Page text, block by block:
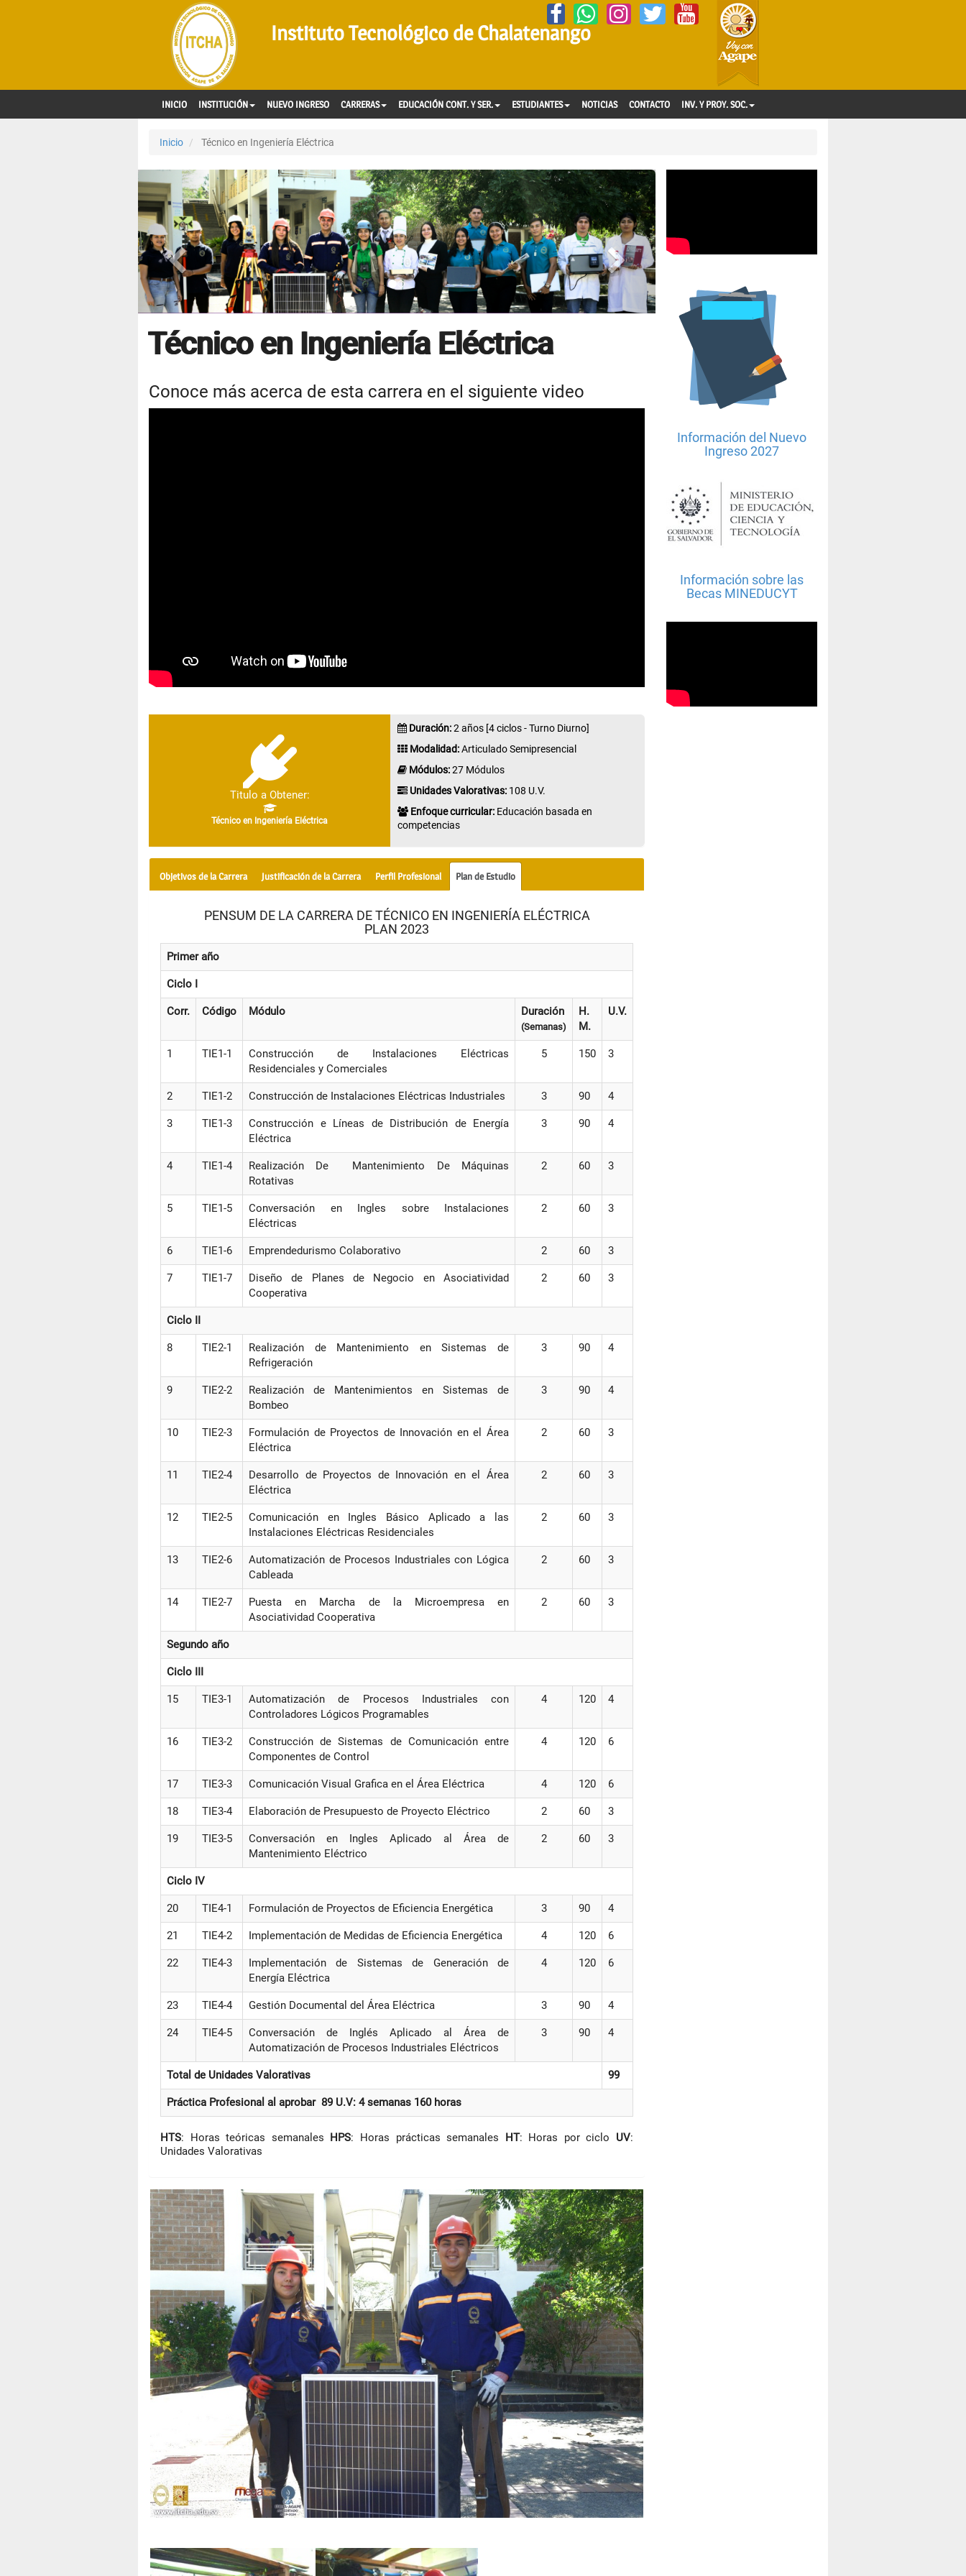
Instituto Tecnológico de Chalatenango
INICIO INSTITUCIÓN NUEVO INGRESO CARRERAS EDUCACIÓN CONT. Y SER. ESTUDIANTES NOTICIAS CONTACTO INV. Y PROY. SOC.
Inicio Técnico en Ingeniería Eléctrica
Técnico en Ingeniería Eléctrica
Conoce más acerca de esta carrera en el siguiente video
Titulo a Obtener:
Técnico en Ingeniería Eléctrica
Duración:2 años [4 ciclos - Turno Diurno]
Modalidad:Articulado Semipresencial
Módulos:27 Módulos
Unidades Valorativas: 108 U.V.
Enfoque curricular: Educación basada en
competencias
Objetivos de la Carrera Justificación de la Carrera Perfil Profesional Plan de Estudio
PENSUM DE LA CARRERA DE TÉCNICO EN INGENIERÍA ELÉCTRICA
PLAN 2023
Primer año
Ciclo I
Corr. Código Módulo Duración
(Semanas)
H.
M.
U.V.
1 TIE1-1
Construcción de Instalaciones Eléctricas
Residenciales y Comerciales
5 150 3
2 TIE1-2 Construcción de Instalaciones Eléctricas Industriales 3 90 4
3 TIE1-3
Construcción e Líneas de Distribución de Energía
Eléctrica
3 90 4
4 TIE1-4
Realización De Mantenimiento De Máquinas
Rotativas
2 60 3
5 TIE1-5
Conversación en Ingles sobre Instalaciones
Eléctricas
2 60 3
6 TIE1-6 Emprendedurismo Colaborativo 2 60 3
7 TIE1-7
Diseño de Planes de Negocio en Asociatividad
Cooperativa
2 60 3
Ciclo II
8 TIE2-1
Realización de Mantenimiento en Sistemas de
Refrigeración
3 90 4
9 TIE2-2
Realización de Mantenimientos en Sistemas de
Bombeo
3 90 4
10 TIE2-3
Formulación de Proyectos de Innovación en el Área
Eléctrica
2 60 3
11 TIE2-4
Desarrollo de Proyectos de Innovación en el Área
Eléctrica
2 60 3
12 TIE2-5
Comunicación en Ingles Básico Aplicado a las
Instalaciones Eléctricas Residenciales
2 60 3
13 TIE2-6
Automatización de Procesos Industriales con Lógica
Cableada
2 60 3
14 TIE2-7
Puesta en Marcha de la Microempresa en
Asociatividad Cooperativa
2 60 3
Segundo año
Ciclo III
15 TIE3-1
Automatización de Procesos Industriales con
Controladores Lógicos Programables
4 120 4
16 TIE3-2
Construcción de Sistemas de Comunicación entre
Componentes de Control
4 120 6
17 TIE3-3 Comunicación Visual Grafica en el Área Eléctrica 4 120 6
18 TIE3-4 Elaboración de Presupuesto de Proyecto Eléctrico 2 60 3
19 TIE3-5
Conversación en Ingles Aplicado al Área de
Mantenimiento Eléctrico
2 60 3
Ciclo IV
20 TIE4-1 Formulación de Proyectos de Eficiencia Energética 3 90 4
21 TIE4-2 Implementación de Medidas de Eficiencia Energética 4 120 6
22 TIE4-3
Implementación de Sistemas de Generación de
Energía Eléctrica
4 120 6
23 TIE4-4 Gestión Documental del Área Eléctrica 3 90 4
24 TIE4-5
Conversación de Inglés Aplicado al Área de
Automatización de Procesos Industriales Eléctricos
3 90 4
Total de Unidades Valorativas 99
Práctica Profesional al aprobar 89 U.V: 4 semanas 160 horas
HTS: Horas teóricas semanales HPS: Horas prácticas semanales HT: Horas por ciclo UV:
Unidades Valorativas
Información del Nuevo
Ingreso 2027
Información sobre las
Becas MINEDUCYT